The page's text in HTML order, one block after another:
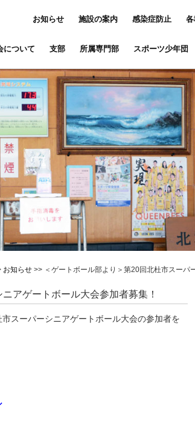
お知らせ 施設の案内 感染症防止
について 支部 所属専門部 スポーツ少年団
お知らせ >> ＜ゲートボール部より＞第20回北杜市スーパ
アゲートボール大会参加者募集！
スーパーシニアゲートボール大会の参加者を